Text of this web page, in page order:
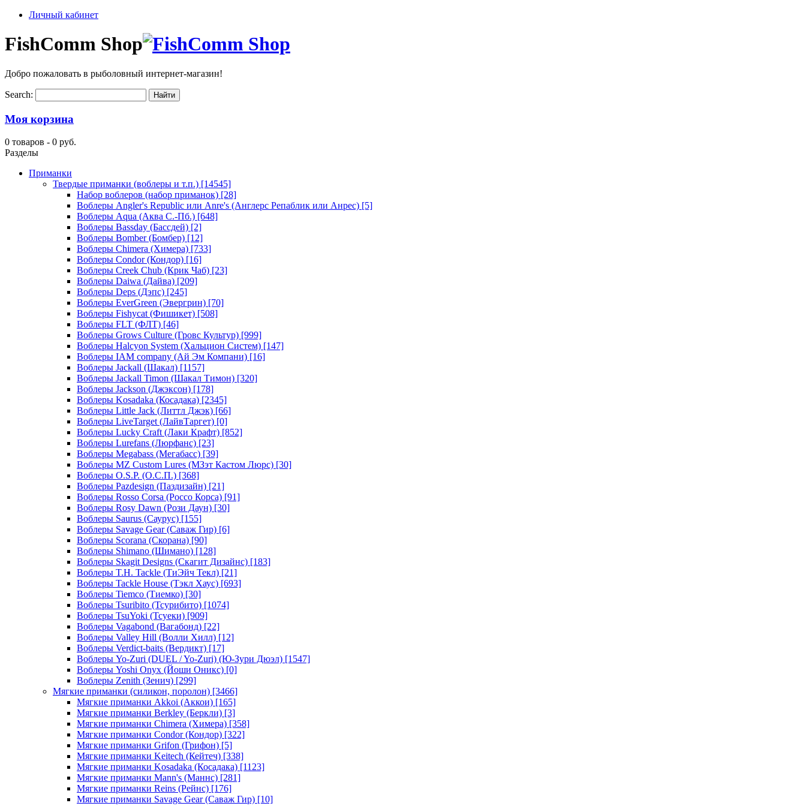
Личный кабинет
FishComm Shop
Добро пожаловать в рыболовный интернет-магазин!
Search:
Моя корзина
0 товаров - 0 руб.
Разделы
Приманки
Твердые приманки (воблеры и т.п.) [14545]
Набор воблеров (набор приманок) [28]
Воблеры Angler's Republic или Anre's (Англерс Репаблик или Анрес) [5]
Воблеры Aqua (Аква С.-Пб.) [648]
Воблеры Bassday (Бассдей) [2]
Воблеры Bomber (Бомбер) [12]
Воблеры Chimera (Химера) [733]
Воблеры Condor (Кондор) [16]
Воблеры Creek Chub (Крик Чаб) [23]
Воблеры Daiwa (Дайва) [209]
Воблеры Deps (Дэпс) [245]
Воблеры EverGreen (Эвергрин) [70]
Воблеры Fishycat (Фишикет) [508]
Воблеры FLT (ФЛТ) [46]
Воблеры Grows Culture (Гровс Культур) [999]
Воблеры Halcyon System (Хальцион Систем) [147]
Воблеры IAM company (Ай Эм Компани) [16]
Воблеры Jackall (Шакал) [1157]
Воблеры Jackall Timon (Шакал Тимон) [320]
Воблеры Jackson (Джэксон) [178]
Воблеры Kosadaka (Косадака) [2345]
Воблеры Little Jack (Литтл Джэк) [66]
Воблеры LiveTarget (ЛайвТаргет) [0]
Воблеры Lucky Craft (Лаки Крафт) [852]
Воблеры Lurefans (Люрфанс) [23]
Воблеры Megabass (Мегабасс) [39]
Воблеры MZ Custom Lures (МЗэт Кастом Люрс) [30]
Воблеры O.S.P. (О.С.П.) [368]
Воблеры Pazdesign (Паздизайн) [21]
Воблеры Rosso Corsa (Россо Корса) [91]
Воблеры Rosy Dawn (Рози Даун) [30]
Воблеры Saurus (Саурус) [155]
Воблеры Savage Gear (Саваж Гир) [6]
Воблеры Scorana (Скорана) [90]
Воблеры Shimano (Шимано) [128]
Воблеры Skagit Designs (Скагит Дизайнс) [183]
Воблеры T.H. Tackle (ТиЭйч Текл) [21]
Воблеры Tackle House (Тэкл Хаус) [693]
Воблеры Tiemco (Тиемко) [30]
Воблеры Tsuribito (Тсурибито) [1074]
Воблеры TsuYoki (Тсуеки) [909]
Воблеры Vagabond (Вагабонд) [22]
Воблеры Valley Hill (Волли Хилл) [12]
Воблеры Verdict-baits (Вердикт) [17]
Воблеры Yo-Zuri (DUEL / Yo-Zuri) (Ю-Зури Дюэл) [1547]
Воблеры Yoshi Onyx (Йоши Оникс) [0]
Воблеры Zenith (Зенич) [299]
Мягкие приманки (силикон, поролон) [3466]
Мягкие приманки Akkoi (Аккои) [165]
Мягкие приманки Berkley (Беркли) [3]
Мягкие приманки Chimera (Химера) [358]
Мягкие приманки Condor (Кондор) [322]
Мягкие приманки Grifon (Грифон) [5]
Мягкие приманки Keitech (Кейтеч) [338]
Мягкие приманки Kosadaka (Косадака) [1123]
Мягкие приманки Mann's (Маннс) [281]
Мягкие приманки Reins (Рейнс) [176]
Мягкие приманки Savage Gear (Саваж Гир) [10]